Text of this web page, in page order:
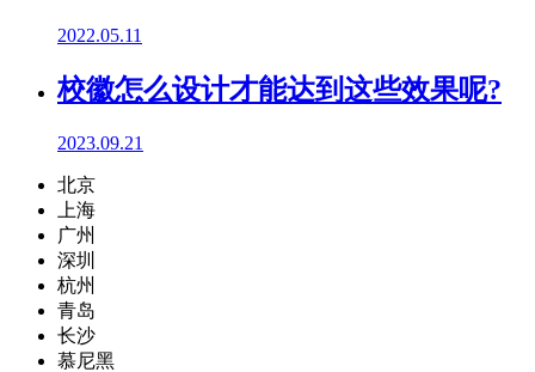
2022.05.11
校徽怎么设计才能达到这些效果呢?
2023.09.21
北京
上海
广州
深圳
杭州
青岛
长沙
慕尼黑